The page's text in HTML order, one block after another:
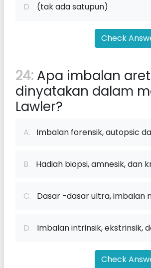
D. (tak ada satupun)
Check
24: Apa imbalan
dinyatakan dalam
Lawler?
A. Imbalan forensik, autopsic
B. Hadiah biopsi, amnesik, dan
C. Dasar -dasar ultra, imbalan
D. Imbalan intrinsik, ekstrinsik,
Check